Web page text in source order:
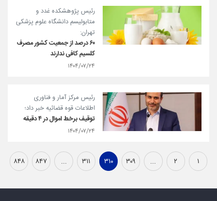
رئیس پژوهشکده غدد و
متابولیسم دانشگاه علوم پزشکی
تهران:
۶۰ ‌درصد از جمعیت کشور مصرف
کلسیم کافی ندارند
۱۴۰۴/۰۷/۲۴
رئیس مرکز آمار و فناوری
اطلاعات قوه قضائیه خبر داد؛
توقیف برخط اموال در ۴ دقیقه
۱۴۰۴/۰۷/۲۴
۱ ۲ ... ۳۰۹ ۳۱۰ ۳۱۱ ... ۸۴۷ ۸۴۸